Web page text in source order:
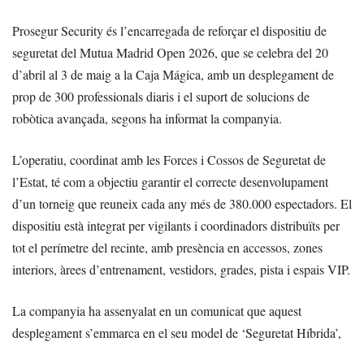
Prosegur Security és l’encarregada de reforçar el dispositiu de
seguretat del Mutua Madrid Open 2026, que se celebra del 20
d’abril al 3 de maig a la Caja Mágica, amb un desplegament de
prop de 300 professionals diaris i el suport de solucions de
robòtica avançada, segons ha informat la companyia.
L’operatiu, coordinat amb les Forces i Cossos de Seguretat de
l’Estat, té com a objectiu garantir el correcte desenvolupament
d’un torneig que reuneix cada any més de 380.000 espectadors. El
dispositiu està integrat per vigilants i coordinadors distribuïts per
tot el perímetre del recinte, amb presència en accessos, zones
interiors, àrees d’entrenament, vestidors, grades, pista i espais VIP.
La companyia ha assenyalat en un comunicat que aquest
desplegament s’emmarca en el seu model de ‘Seguretat Híbrida’,